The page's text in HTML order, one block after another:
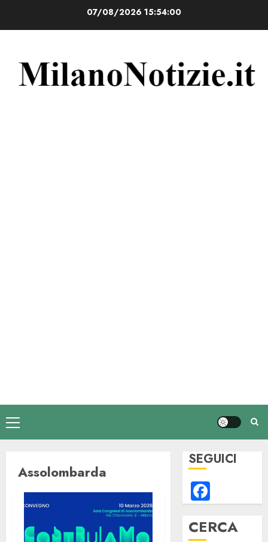
07/08/202615:54:01
Menu
principale
Assolombarda
SEGUICI
CERCA